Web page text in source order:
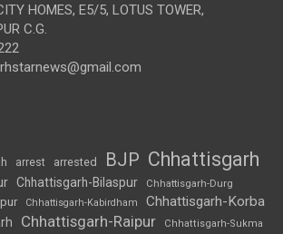
HOMES, E5/5, LOTUS TOWER,
C.G.
arrest arrested BJP Chhattisgarh
Chhattisgarh-Bilaspur Chhattisgarh-Durg
Chhattisgarh-Kabirdham Chhattisgarh-Korba
Chhattisgarh-Raipur
Chhattisgarh-Sukma